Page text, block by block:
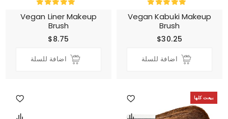
Vegan Kabuki Makeup
Brush
$30.25
اضافة للسلة
Vegan Liner Makeup
Brush
$8.75
اضافة للسلة
بيعت كلها